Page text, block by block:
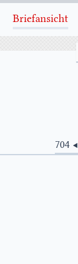
Briefansicht
704 ◀